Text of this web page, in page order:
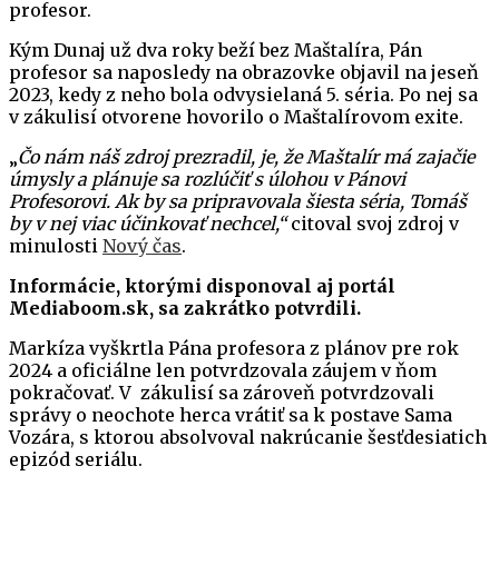
profesor.
Kým Dunaj už dva roky beží bez Maštalíra, Pán
profesor sa naposledy na obrazovke objavil na jeseň
2023, kedy z neho bola odvysielaná 5. séria. Po nej sa
v zákulisí otvorene hovorilo o Maštalírovom exite.
„Čo nám náš zdroj prezradil, je, že Maštalír má zajačie
úmysly a plánuje sa rozlúčiť s úlohou v Pánovi
Profesorovi. Ak by sa pripravovala šiesta séria, Tomáš
by v nej viac účinkovať nechcel,“citoval svoj zdroj v
minulosti Nový čas.
Informácie, ktorými disponoval aj portál
Mediaboom.sk, sa zakrátko potvrdili.
Markíza vyškrtla Pána profesora z plánov pre rok
2024 a oficiálne len potvrdzovala záujem v ňom
pokračovať. V zákulisí sa zároveň potvrdzovali
správy o neochote herca vrátiť sa k postave Sama
Vozára, s ktorou absolvoval nakrúcanie šesťdesiatich
epizód seriálu.